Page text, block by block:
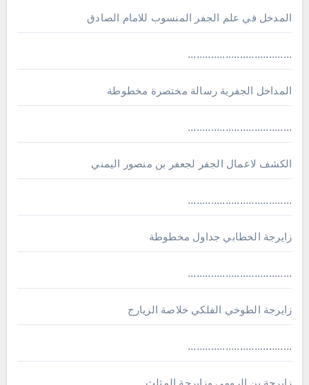
المدخل في علم الجفر المنسوب للامام الصادق
....................................
المداخل الجفرية رسالة مختصرة مخطوطة
....................................
الكشف لاعمال الجفر لجعفر بن منصور اليمني
....................................
زايرجة الخطابي جداول مخطوطة
....................................
زايرجة الطوخي الفلكي خلاصة الزيارج
....................................
زايرجة بن الرومي وزايرجة المثلث